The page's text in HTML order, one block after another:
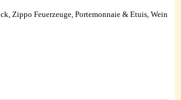
Zippo Feuerzeuge, Portemonnaie & Etuis, Wein